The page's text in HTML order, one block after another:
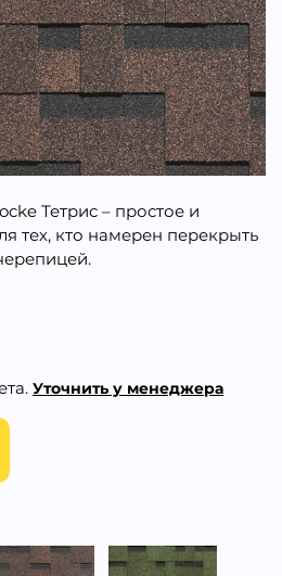
Тетрис – простое и
тех, кто намерен перекрыть
Уточнить у менеджера